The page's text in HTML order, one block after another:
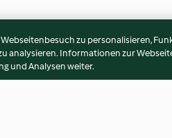
zu personalisieren,
analysieren. Informationen zur
und Analysen weiter.